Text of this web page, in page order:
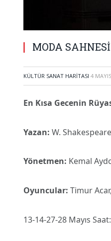
MODA SAHNESİ
KÜLTÜR SANAT HARITASI 4
En Kısa Gecenin
Yazan: W. Shakespeare
Yönetmen: Kemal
Oyuncular: Timur
13-14-27-28 Mayıs